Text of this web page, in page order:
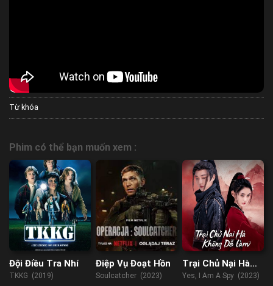
Từ khóa
Phim có thể bạn muốn xem :
Đội Điều Tra Nhí
TKKG (2019)
Điệp Vụ Đoạt Hồn
Soulcatcher (2023)
Trại Chủ Nại Hà
Không Dễ Làm
Yes, I Am A Spy (2023)